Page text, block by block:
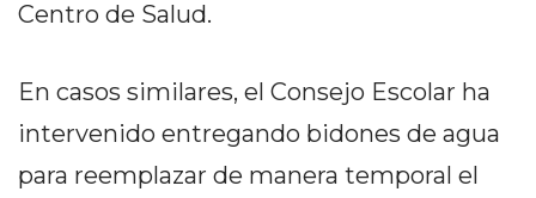
HORA
ROJAS
VIRTUAL
Centro de Salud.
En casos similares, el Consejo Escolar ha
intervenido entregando bidones de agua
para reemplazar de manera temporal el